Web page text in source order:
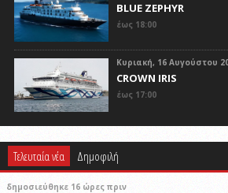
BLUE ZEPHYR
έως 18:00
Κυριακή, 16 Αυγούστου
CROWN IRIS
έως 17:00
Τελευταία νέα Δημοφιλή
δημοσιεύθηκε 16 ώρες πριν